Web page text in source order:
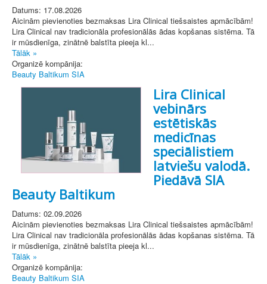
Datums: 17.08.2026
Aicinām pievienoties bezmaksas Lira Clinical tiešsaistes apmācībām!
Lira Clinical nav tradicionāla profesionālās ādas kopšanas sistēma. Tā
ir mūsdienīga, zinātnē balstīta pieeja kl...
Tālāk »
Organizē kompānija:
Beauty Baltikum SIA
Lira Clinical
vebinārs
estētiskās
medicīnas
speciālistiem
latviešu valodā.
Piedāvā SIA
Beauty Baltikum
Datums: 02.09.2026
Aicinām pievienoties bezmaksas Lira Clinical tiešsaistes apmācībām!
Lira Clinical nav tradicionāla profesionālās ādas kopšanas sistēma. Tā
ir mūsdienīga, zinātnē balstīta pieeja kl...
Tālāk »
Organizē kompānija:
Beauty Baltikum SIA